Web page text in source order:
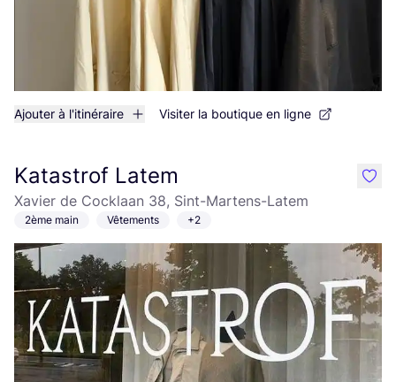
Ajouter à l'itinéraire Visiter la boutique en ligne
Katastrof Latem
Xavier de Cocklaan 38, Sint-Martens-Latem
2ème main Vêtements +2
like